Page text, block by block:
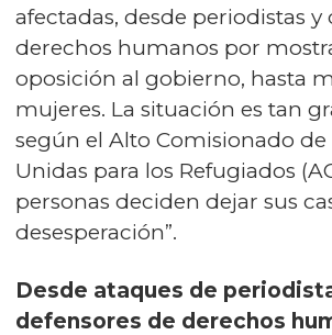
afectadas, desde periodistas y
derechos humanos por
oposición al gobierno, hasta
mujeres. La situación es tan
según el Alto Comisionado de
Unidas para los Refugiados
personas deciden dejar sus
desesperación”.
Desde ataques de
defensores de derechos